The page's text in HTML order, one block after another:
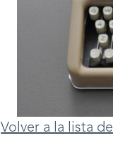
Volver a la lista